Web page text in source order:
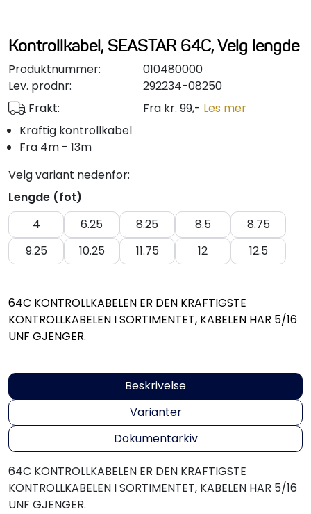
Kontrollkabel, SEASTAR 64C, Velg lengde
Produktnummer:
010480000
Lev. prodnr:
292234-08250
Frakt:
Fra kr. 99,- Les mer
Kraftig kontrollkabel
Fra 4m - 13m
Velg variant nedenfor:
Lengde (fot)
4
6.25 8.25 8.5
8.75
9.25
10.25 11.75 12 12.5
64C KONTROLLKABELEN ER DEN KRAFTIGSTE
KONTROLLKABELEN I SORTIMENTET, KABELEN HAR 5/16
UNF GJENGER.
Beskrivelse
Varianter
Dokumentarkiv
64C KONTROLLKABELEN ER DEN KRAFTIGSTE
KONTROLLKABELEN I SORTIMENTET, KABELEN HAR 5/16
UNF GJENGER.
Verktøy
Outlet
Motordelsvelger/SONAR
Anoder
Brannslukkere
Hydraulisk styring
Propeller
Outlet